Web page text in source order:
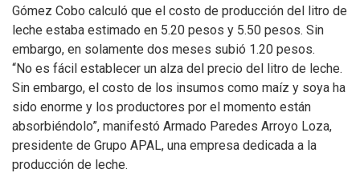
Gómez Cobo calculó que el costo de producción del litro de
leche estaba estimado en 5.20 pesos y 5.50 pesos. Sin
embargo, en solamente dos meses subió 1.20 pesos.
“No es fácil establecer un alza del precio del litro de leche.
Sin embargo, el costo de los insumos como maíz y soya ha
sido enorme y los productores por el momento están
absorbiéndolo”, manifestó Armado Paredes Arroyo Loza,
presidente de Grupo APAL, una empresa dedicada a la
producción de leche.